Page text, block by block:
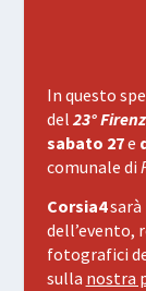
In questo
del 23°
sabato 27e
comunale di
Corsia4sarà
dell’evento,
fotografici
sulla nostra